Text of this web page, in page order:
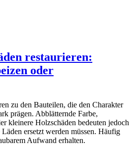
restaurieren:
oder
zu den Bauteilen, die den Charakter
prägen. Abblätternde Farbe,
kleinere Holzschäden bedeuten jedoch
ersetzt werden müssen. Häufig
Aufwand erhalten.